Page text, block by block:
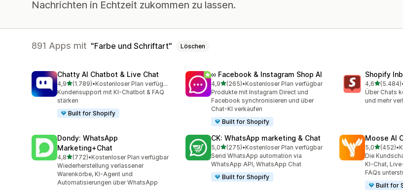
Nachrichten in Echtzeit zukommen zu lassen.
891 Apps mit Farbe und Schriftart Löschen
Chatty AI Chatbot & Live Chat
4,9von 5 Sternen
(1.789)
1789 Rezensionen insgesamt
•
Kostenloser Plan verfügbar
Kundensupport mit KI-Chatbot & FAQ
stärken
Built for Shopify
∞ Facebook & Instagram Shop AI
4,9von 5 Sternen
(265)
265 Rezensionen insgesamt
•Kostenloser Plan verfügbar
Produkte mit Instagram Direct und
Facebook synchronisieren und über
Chat-KI verkaufen
Built for Shopify
Shopify
4,6von 5
(5.484)
5484
Über Chats
und mehr
Dondy: WhatsApp
Marketing+Chat
4,8von 5 Sternen
(772)
772 Rezensionen insgesamt
•Kostenloser Plan verfügbar
Wiederherstellung verlassener
Warenkörbe, KI-Agent und
Automatisierungen über WhatsApp
CK: WhatsApp marketing & Chat
5,0von 5 Sternen
(275)
275 Rezensionen insgesamt
•Kostenloser Plan verfügbar
Send WhatsApp automation via
WhatsApp API, WhatsApp Chat
Built for Shopify
Moose AI
5,0von 5
(452)
452 •
Die
KI-Chat,
FAQs
Built for